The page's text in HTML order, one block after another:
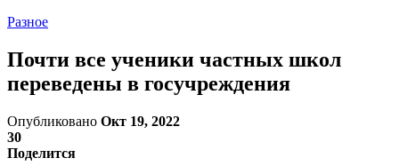
Разное
Почти все ученики частных школ
переведены в госучреждения
Опубликовано Окт 19, 2022
30
Поделится